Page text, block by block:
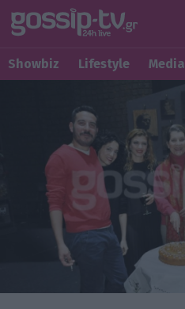
Showbiz Lifestyle Media